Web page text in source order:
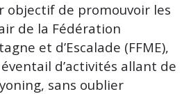
objectif de promouvoir les
de la Fédération
et d’Escalade (FFME),
d’activités allant de
sans oublier